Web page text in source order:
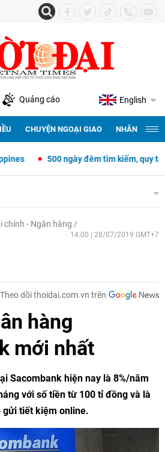
Quảng cáo English
CHUYỆN NGOẠI GIAO NHÂN
500 ngày đêm tìm kiếm, quy tập và xác
chính - Ngân hàng
14:00 | 28/07/2019 GMT+7
Theo dõi thoidai.com.vn trên
hàng
mới nhất
Sacombank hiện nay là 8%/năm
với số tiền từ 100 tỉ đồng và là
gửi tiết kiệm online.